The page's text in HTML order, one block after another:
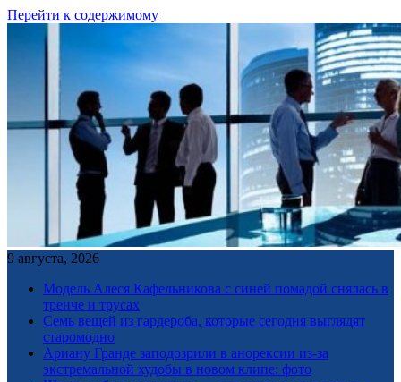
Перейти к содержимому
9 августа, 2026
Модель Алеся Кафельникова с синей помадой снялась в
тренче и трусах
Семь вещей из гардероба, которые сегодня выглядят
старомодно
Ариану Гранде заподозрили в анорексии из-за
экстремальной худобы в новом клипе: фото